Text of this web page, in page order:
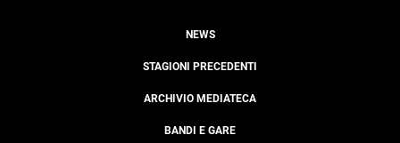
NEWS
STAGIONI PRECEDENTI
ARCHIVIO MEDIATECA
BANDI E GARE